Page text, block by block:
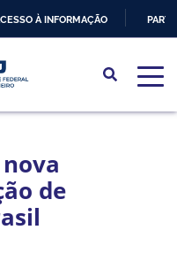
À INFORMAÇÃO
de